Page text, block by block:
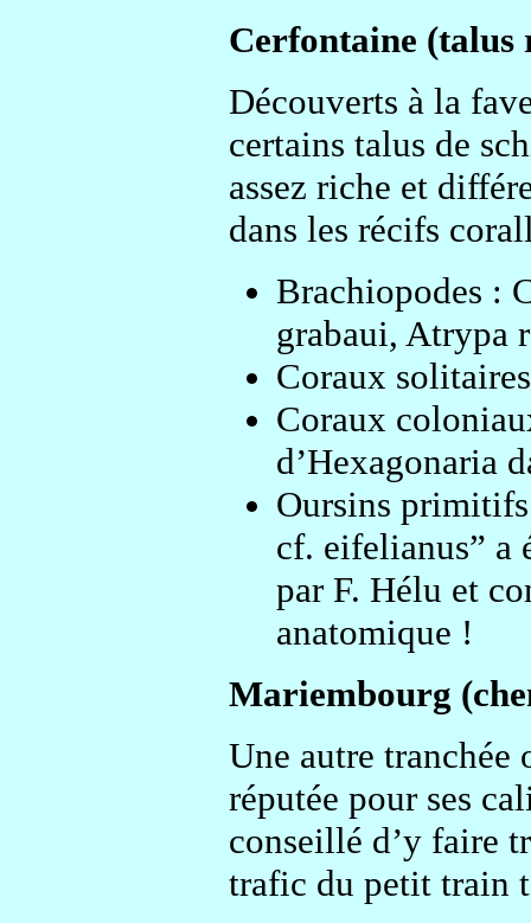
Cerfontaine (talus
Découverts à la
certains talus de
assez riche et
dans les récifs
Brachiopodes :
grabaui, Atrypa
Coraux
Coraux
d’Hexagonaria
Oursins
cf. eifelianus” a
par F. Hélu et
anatomique !
Mariembourg
Une autre tranchée
réputée pour ses
conseillé d’y faire
trafic du petit train